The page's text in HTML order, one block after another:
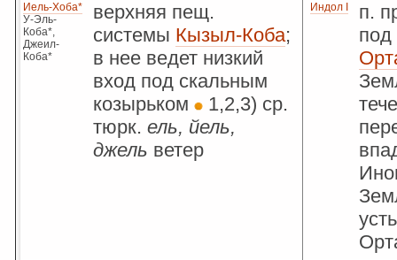
Иель-Хоба*
У-Эль-
Коба*,
Джеил-
Коба*
верхняя пещ.
системы Кызыл-Коба;
в нее ведет низкий
вход под скальным
козырьком
1,2,3) ср.
тюрк. ель, йель,
джель ветер
Индол I
п.
под